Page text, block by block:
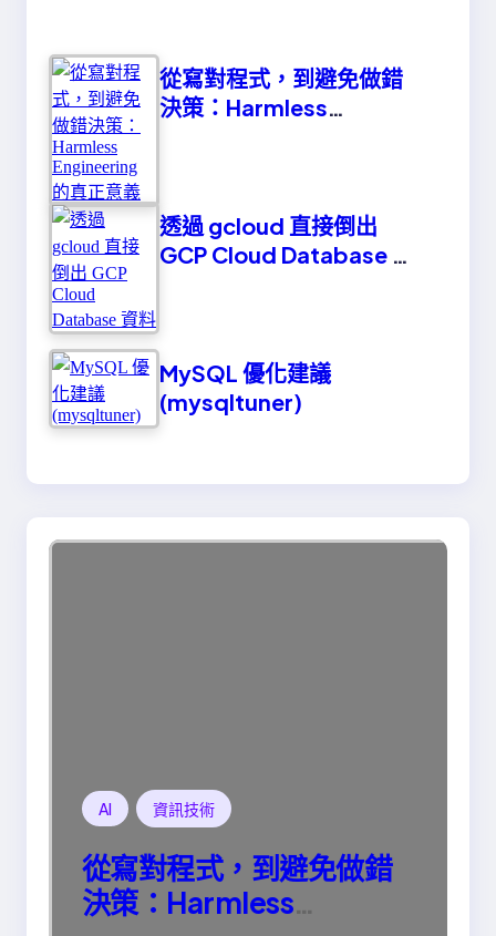
從寫對程式，到避免做錯
決策：Harmless
透過 gcloud 直接倒出
GCP Cloud Database 資
MySQL 優化建議
(mysqltuner)
AI 資訊技術
從寫對程式，到避免做錯
決策：Harmless